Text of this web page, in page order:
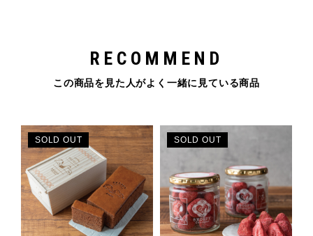
RECOMMEND
この商品を見た人がよく一緒に見ている商品
SOLD OUT SOLD OUT